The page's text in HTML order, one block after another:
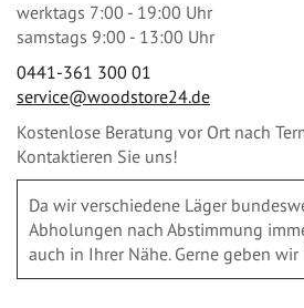
werktags 7:00 - 19:00 Uhr
samstags 9:00 - 13:00 Uhr
0441-361 300 01
service@woodstore24.de
Kostenlose Beratung vor Ort nach
Kontaktieren Sie uns!
Da wir verschiedene Läger
Abholungen nach Abstimmung
auch in Ihrer Nähe. Gerne geben